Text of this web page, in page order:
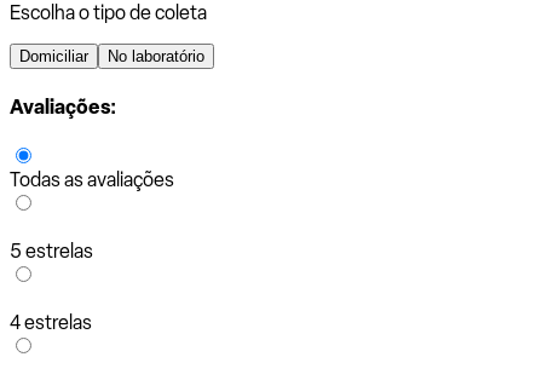
Escolha o tipo de coleta
Domiciliar No laboratório
Avaliações:
Todas as avaliações
5 estrelas
4 estrelas